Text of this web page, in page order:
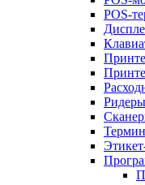
POS-